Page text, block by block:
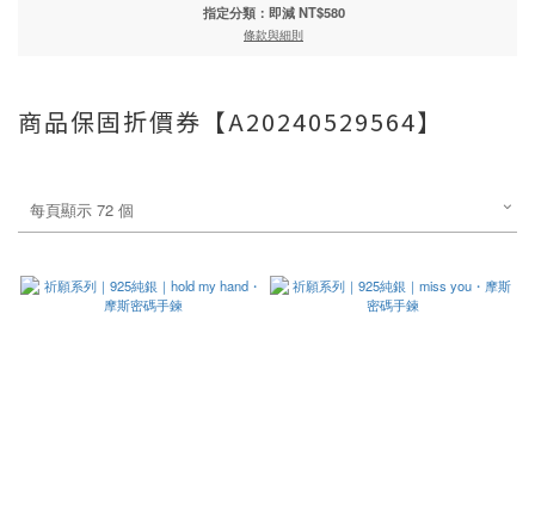
指定分類：即減 NT$580
條款與細則
商品保固折價券【A20240529564】
每頁顯示 72 個